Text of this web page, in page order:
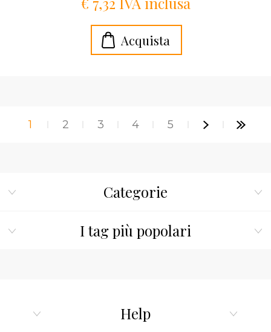
1 2 3 4 5
Categorie
I tag più popolari
Help